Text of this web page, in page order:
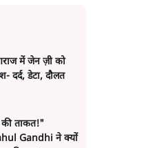
में जेन ज़ी को
दर्द, डेटा, दौलत
ताकत!"
Gandhi ने क्यों